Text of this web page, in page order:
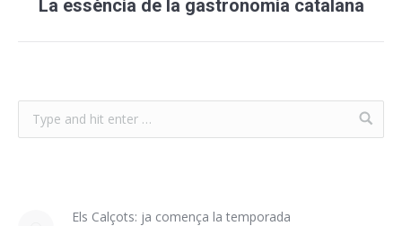
La essència de la gastronomia catalana
Els Calçots: ja comença la temporada